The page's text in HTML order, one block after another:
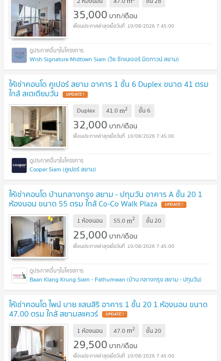
35,000 บาท/เดือน
10/08/2026 7:45:00
Wish Signature Midtown Siam (วิช ซิกเนเจอร์ มิดทาวน์ สยาม)
ให้เช่าคอนโด คูเปอร์ สยาม อาคาร 1 ชั้น 6 Duplex ขนาด 41 ตรม
ใกล้ สเตเดียมวัน UPDATE !
Duplex 41.0 m2 ชั้น6
32,000 บาท/เดือน
10/08/2026 7:45:00
Cooper Siam (คูเปอร์ สยาม)
ให้เช่าคอนโด บ้านกลางกรุง สยาม - ปทุมวัน อาคาร A ชั้น 20 1
ห้องนอน ขนาด 55 ตรม ใกล้ Co-Co Walk Plaza UPDATE !
1 ห้องนอน 55.0 m2 ชั้น20
25,000 บาท/เดือน
10/08/2026 7:45:00
Baan Klang Krung Siam - Pathumwan (บ้าน กลางกรุง สยาม - ปทุมวัน)
ให้เช่าคอนโด ไพน์ บาย แสนสิริ อาคาร 1 ชั้น 20 1 ห้องนอน ขนาด
47.00 ตรม ใกล้ สยามสแควร์ UPDATE !
1 ห้องนอน 47.0 m2 ชั้น20
29,500 บาท/เดือน
10/08/2026 7:45:00